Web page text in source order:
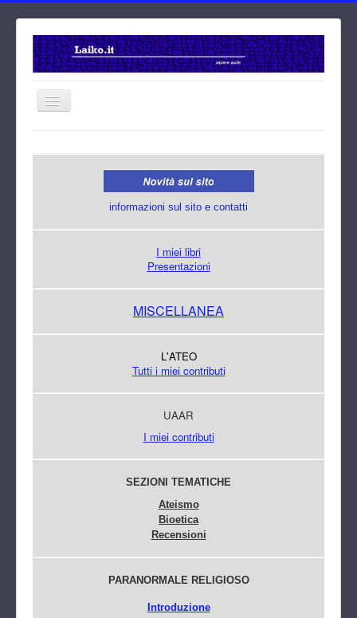
informazioni sul sito e contatti
I miei libri
Presentazioni
MISCELLANEA
L'ATEO
Tutti i miei contributi
UAAR
I miei contributi
SEZIONI TEMATICHE
Ateismo
Bioetica
Recensioni
PARANORMALE RELIGIOSO
Introduzione